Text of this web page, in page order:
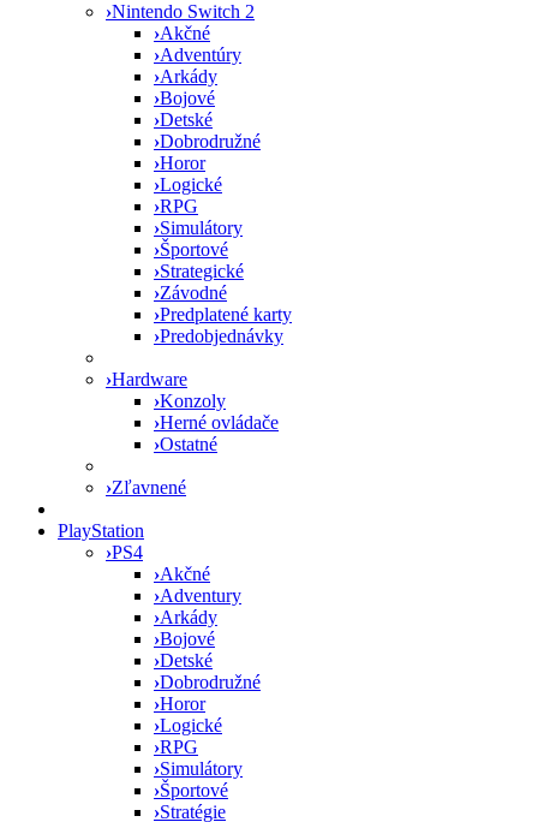
›Nintendo Switch 2
›Akčné
›Adventúry
›Arkády
›Bojové
›Detské
›Dobrodružné
›Horor
›Logické
›RPG
›Simulátory
›Športové
›Strategické
›Závodné
›Predplatené karty
›Predobjednávky
›Hardware
›Konzoly
›Herné ovládače
›Ostatné
›Zľavnené
PlayStation
›PS4
›Akčné
›Adventury
›Arkády
›Bojové
›Detské
›Dobrodružné
›Horor
›Logické
›RPG
›Simulátory
›Športové
›Stratégie